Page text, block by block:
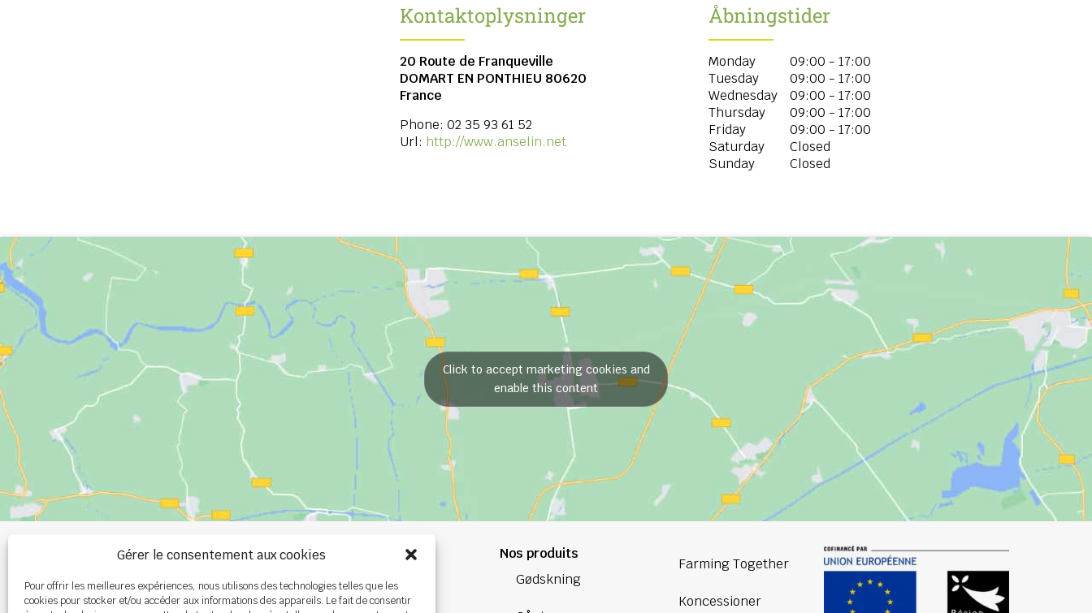
Gérer le consentement aux cookies
Pour offrir les meilleures expériences, nous utilisons des technologies telles que les
cookies pour stocker et/ou accéder aux informations des appareils. Le fait de consentir
Kontaktoplysninger
20 Route de Franqueville
DOMART EN PONTHIEU 80620
France
Phone: 02 35 93 61 52
Url: http://www.anselin.net
Åbningstider
Monday
09:00 - 17:00
Tuesday
09:00 - 17:00
Wednesday
09:00 - 17:00
Thursday
09:00 - 17:00
Friday
09:00 - 17:00
Saturday
Closed
Sunday
Closed
Click to accept marketing cookies and
enable this content
+33 (0)2 99 00 84 84
info@burel-group.com
Nos produits
Gødskning
Farming Together
Koncessioner